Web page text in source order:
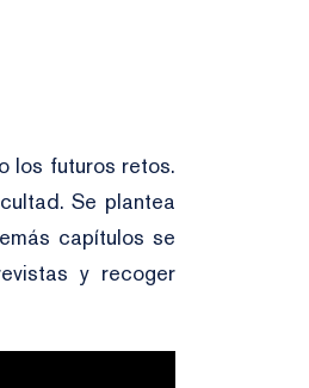
los futuros retos.
Se plantea
capítulos se
y recoger